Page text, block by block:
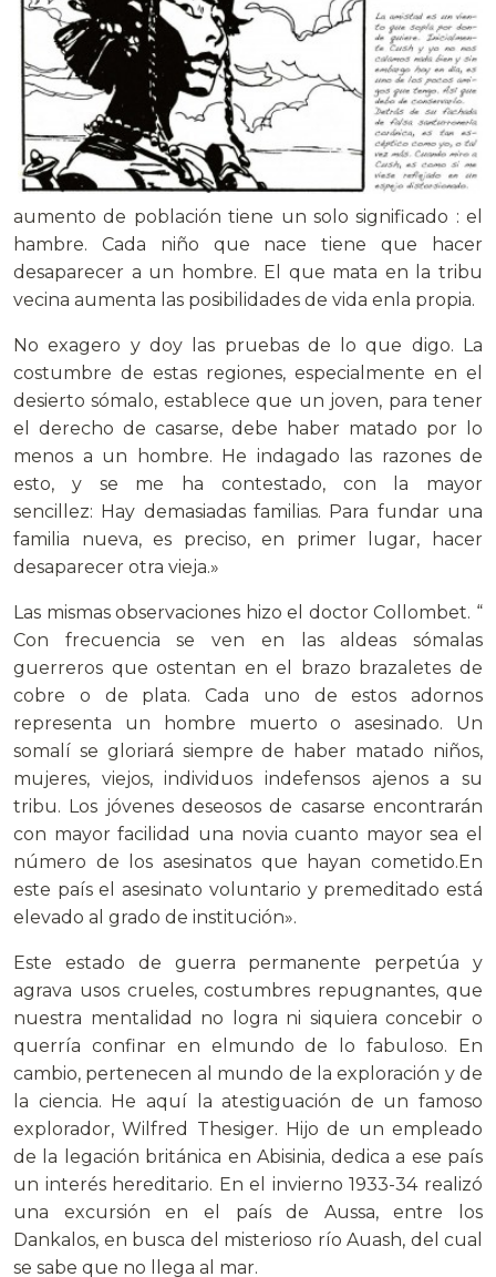
aumento de población tiene un solo significado : el
hambre. Cada niño que nace tiene que hacer
desaparecer a un hombre. El que mata en la tribu
vecina aumenta las posibilidades de vida enla propia.
No exagero y doy las pruebas de lo que digo. La
costumbre de estas regiones, especialmente en el
desierto sómalo, establece que un joven, para tener
el derecho de casarse, debe haber matado por lo
menos a un hombre. He indagado las razones de
esto, y se me ha contestado, con la mayor
sencillez: Hay demasiadas familias. Para fundar una
familia nueva, es preciso, en primer lugar, hacer
desaparecer otra vieja.»
Las mismas observaciones hizo el doctor Collombet. “
Con frecuencia se ven en las aldeas sómalas
guerreros que ostentan en el brazo brazaletes de
cobre o de plata. Cada uno de estos adornos
representa un hombre muerto o asesinado. Un
somalí se gloriará siempre de haber matado niños,
mujeres, viejos, individuos indefensos ajenos a su
tribu. Los jóvenes deseosos de casarse encontrarán
con mayor facilidad una novia cuanto mayor sea el
número de los asesinatos que hayan cometido.En
este país el asesinato voluntario y premeditado está
elevado al grado de institución».
Este estado de guerra permanente perpetúa y
agrava usos crueles, costumbres repugnantes, que
nuestra mentalidad no logra ni siquiera concebir o
querría confinar en elmundo de lo fabuloso. En
cambio, pertenecen al mundo de la exploración y de
la ciencia. He aquí la atestiguación de un famoso
explorador, Wilfred Thesiger. Hijo de un empleado
de la legación británica en Abisinia, dedica a ese país
un interés hereditario. En el invierno 1933-34 realizó
una excursión en el país de Aussa, entre los
Dankalos, en busca del misterioso río Auash, del cual
se sabe que no llega al mar.